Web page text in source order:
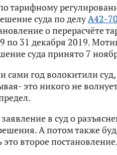
тарифному
суда по делуА42-
о перерасчёте
по 31 декабря 2019.
суда принято 7
сами год волокитили
это никого не
в суд о
А потом также
это второе